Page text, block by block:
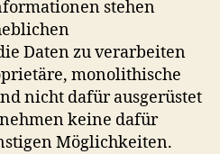
stehen
Daten zu verarbeiten
monolithische
nicht dafür ausgerüstet
keine dafür
Möglichkeiten.